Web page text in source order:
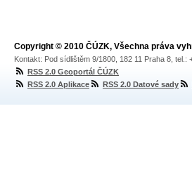
Copyright © 2010 ČÚZK, Všechna práva
Kontakt: Pod sídlištěm 9/1800, 182 11 Praha 8,
RSS 2.0 Geoportál ČÚZK
RSS 2.0 Aplikace
RSS 2.0 Datové sady